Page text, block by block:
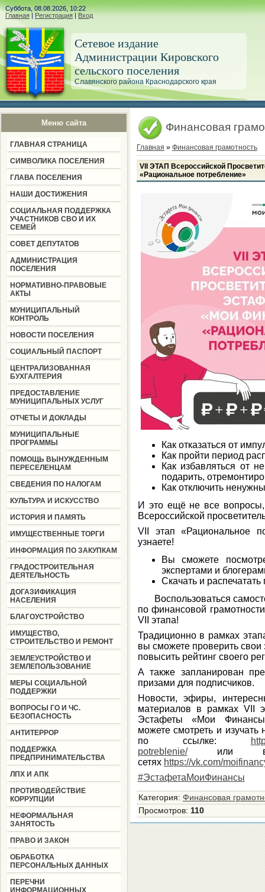
Суббота, 08.08.2026, 10:22
Главная | Регистрация | Вход
Сетевое издание
Администрации Кировского
сельского поселения
Славянского района Краснодарского края
Меню сайта
ГЛАВНАЯ СТРАНИЦА
СИМВОЛИКА ПОСЕЛЕНИЯ
ГЛАВА ПОСЕЛЕНИЯ
НАШИ ДОСТИЖЕНИЯ
СОЦИАЛЬНАЯ ПОДДЕРЖКА
УЧАСТНИКОВ СВО И ИХ
СЕМЕЙ
СОВЕТ ДЕПУТАТОВ
АДМИНИСТРАЦИЯ
ПОСЕЛЕНИЯ
НОРМАТИВНО-ПРАВОВЫЕ
АКТЫ
МУНИЦИПАЛЬНЫЙ
КОНТРОЛЬ
НОВОСТИ ПОСЕЛЕНИЯ
СОЦИАЛЬНЫЙ ПАСПОРТ
ЦЕНТРАЛИЗОВАННАЯ
БУХГАЛТЕРИЯ
ПРЕДОСТАВЛЕНИЕ
МУНИЦИПАЛЬНЫХ УСЛУГ
ОТЧЕТЫ И ДОКЛАДЫ
МУНИЦИПАЛЬНЫЕ
ПРОГРАММЫ
ПОМОЩЬ ВЫНУЖДЕННЫМ
ПЕРЕСЕЛЕНЦАМ
СВЕДЕНИЯ ПО НАЛОГАМ
КУЛЬТУРА И ИСКУССТВО
ИСТОРИЯ И ПАМЯТЬ
ИМУЩЕСТВЕННЫЕ ТОРГИ
ИНФОРМАЦИЯ ПО ЗАКУПКАМ
ГРАДОСТРОИТЕЛЬНАЯ
ДЕЯТЕЛЬНОСТЬ
ДОГАЗИФИКАЦИЯ
НАСЕЛЕНИЯ
БЛАГОУСТРОЙСТВО
ИМУЩЕСТВО,
СТРОИТЕЛЬСТВО И РЕМОНТ
ЗЕМЛЕУСТРОЙСТВО И
ЗЕМЛЕПОЛЬЗОВАНИЕ
МЕРЫ СОЦИАЛЬНОЙ
ПОДДЕРЖКИ
ВОПРОСЫ ГО И ЧС.
БЕЗОПАСНОСТЬ
АНТИТЕРРОР
ПОДДЕРЖКА
ПРЕДПРИНИМАТЕЛЬСТВА
ЛПХ И АПК
ПРОТИВОДЕЙСТВИЕ
КОРРУПЦИИ
НЕФОРМАЛЬНАЯ
ЗАНЯТОСТЬ
ПРАВО И ЗАКОН
ОБРАБОТКА
ПЕРСОНАЛЬНЫХ ДАННЫХ
ПЕРЕЧНИ
ИНФОРМАЦИОННЫХ
Финансовая
Главная » Финансовая грамотность
VII ЭТАП Всероссийской
«Рациональное потребление»
Как отказаться от
Как пройти период
Как избавляться от
подарить,
Как отключить
И это ещё не все
Всероссийской
VII этап «Рациональное
узнаете!
Вы сможете
экспертами и
Скачать и
Воспользоваться
по финансовой
VII этапа!
Традиционно в рамках
вы сможете проверить свои
повысить рейтинг своего
А также запланирован
призами для подписчиков.
Новости, эфиры,
материалов в рамках VII
Эстафеты «Мои
можете смотреть и
по ссылке:
potreblenie/или в
сетях https://vk.com/
#ЭстафетаМоиФинансы
Категория: Финансовая
Просмотров: 110